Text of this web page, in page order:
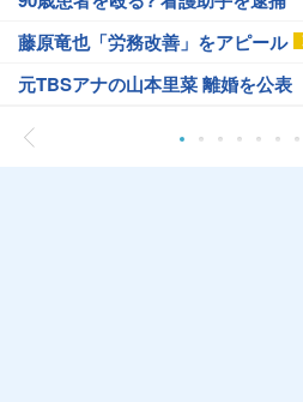
藤原竜也「労務改善」をアピール
元TBSアナの山本里菜 離婚を公表